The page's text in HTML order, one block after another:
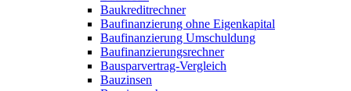
Baukreditrechner
Baufinanzierung ohne Eigenkapital
Baufinanzierung Umschuldung
Baufinanzierungsrechner
Bausparvertrag-Vergleich
Bauzinsen